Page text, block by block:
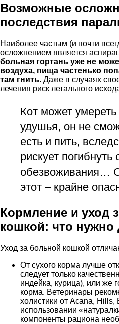
Возможные
последствия
Наиболее частым (и почти
осложнением является
больная гортань уже не
воздуха, пища частенько
там гнить. Даже в случаях
лечения риск летального
Кот может
удушья, он не
есть и пить,
рискует
обезвоживания…
этот – крайне
Кормление и уход
кошкой: что нужно
Уход за больной кошкой
От сухого корма лучше
следует только
индейка, курица), или же
корма. Ветеринары
холистики от Acana,
использовании
компоненты рациона